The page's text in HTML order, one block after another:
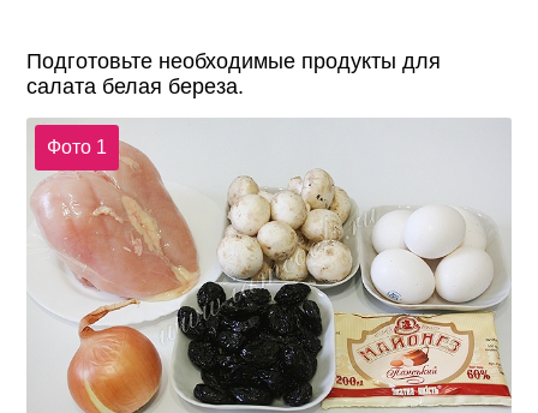
Подготовьте необходимые продукты для
салата белая береза.
Фото 1